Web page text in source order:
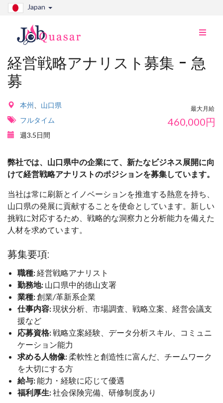
Japan
ナ
り
経営戦略アナリスト募集 - 急
募
本州
山口県
フルタイム
週3.5日間
最大月給
460,000円
弊社では、山口県中の企業にて、新たなビジネス展開に向
けて経営戦略アナリストのポジションを募集しています。
当社は常に刷新とイノベーションを推進する熱意を持ち、
山口県の発展に貢献することを使命としています。新しい
挑戦に対応するため、戦略的な洞察力と分析能力を備えた
人材を求めています。
募集要項:
職種:経営戦略アナリスト
勤務地: 山口県中的徳山支署
業種:創業/革新系企業
仕事内容:現状分析、市場調査、戦略立案、経営会議支
援など
応募資格:戦略立案経験、データ分析スキル、コミュニ
ケーション能力
求める人物像:柔軟性と創造性に富んだ、チームワーク
を大切にする方
給与:能力・経験に応じて優遇
福利厚生:社会保険完備、研修制度あり